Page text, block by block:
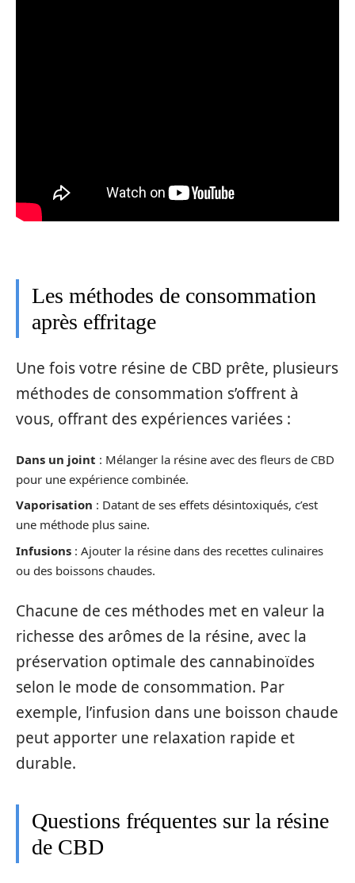
Les méthodes de consommation
après effritage
Une fois votre résine de CBD prête, plusieurs
méthodes de consommation s’offrent à
vous, offrant des expériences variées :
Dans un joint : Mélanger la résine avec des fleurs de CBD
pour une expérience combinée.
Vaporisation : Datant de ses effets désintoxiqués, c’est
une méthode plus saine.
Infusions : Ajouter la résine dans des recettes culinaires
ou des boissons chaudes.
Chacune de ces méthodes met en valeur la
richesse des arômes de la résine, avec la
préservation optimale des cannabinoïdes
selon le mode de consommation. Par
exemple, l’infusion dans une boisson chaude
peut apporter une relaxation rapide et
durable.
Questions fréquentes sur la résine
de CBD